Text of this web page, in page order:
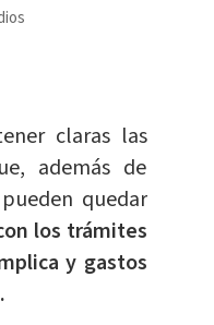
claras las
además de
quedar
los trámites
y gastos